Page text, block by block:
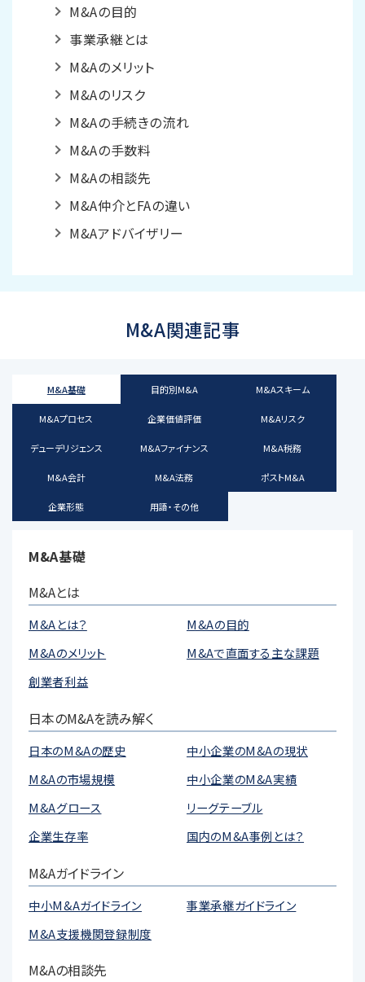
M&Aの目的
事業承継とは
M&Aのメリット
M&Aのリスク
M&Aの手続きの流れ
M&Aの手数料
M&Aの相談先
M&A仲介とFAの違い
M&Aアドバイザリー
M&A関連記事
M&A基礎 目的別M&A M&Aスキーム
M&Aプロセス 企業価値評価 M&Aリスク
デューデリジェンス M&Aファイナンス M&A税務
M&A会計 M&A法務 ポストM&A
企業形態 用語・その他
M&A基礎
M&Aとは
M&Aとは？
M&Aの目的
M&Aのメリット
M&Aで直面する主な課題
創業者利益
日本のM&Aを読み解く
日本のM&Aの歴史
中小企業のM&Aの現状
M&Aの市場規模
中小企業のM&A実績
M&Aグロース
リーグテーブル
企業生存率
国内のM&A事例とは？
M&Aガイドライン
中小M&Aガイドライン
事業承継ガイドライン
M&A支援機関登録制度
M&Aの相談先